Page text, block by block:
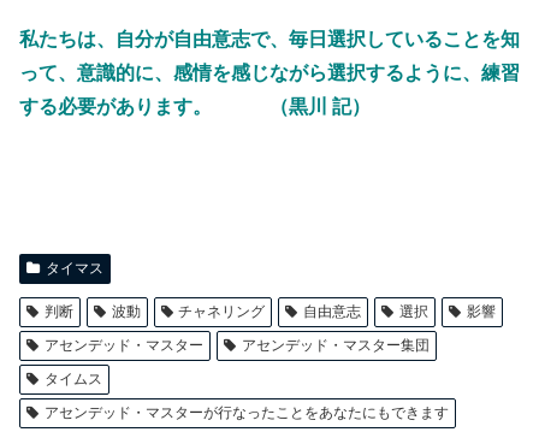
私たちは、自分が自由意志で、毎日選択していることを知
って、意識的に、感情を感じながら選択するように、練習
する必要があります。 （黒川 記）
タイマス
判断 波動 チャネリング 自由意志 選択
影響
アセンデッド・マスター
アセンデッド・マスター集団
タイムス
アセンデッド・マスターが行なったことをあなたにもできます